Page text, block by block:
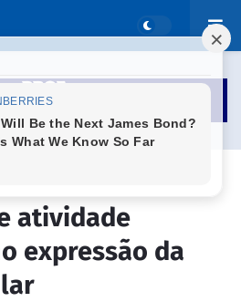
atividade
expressão da